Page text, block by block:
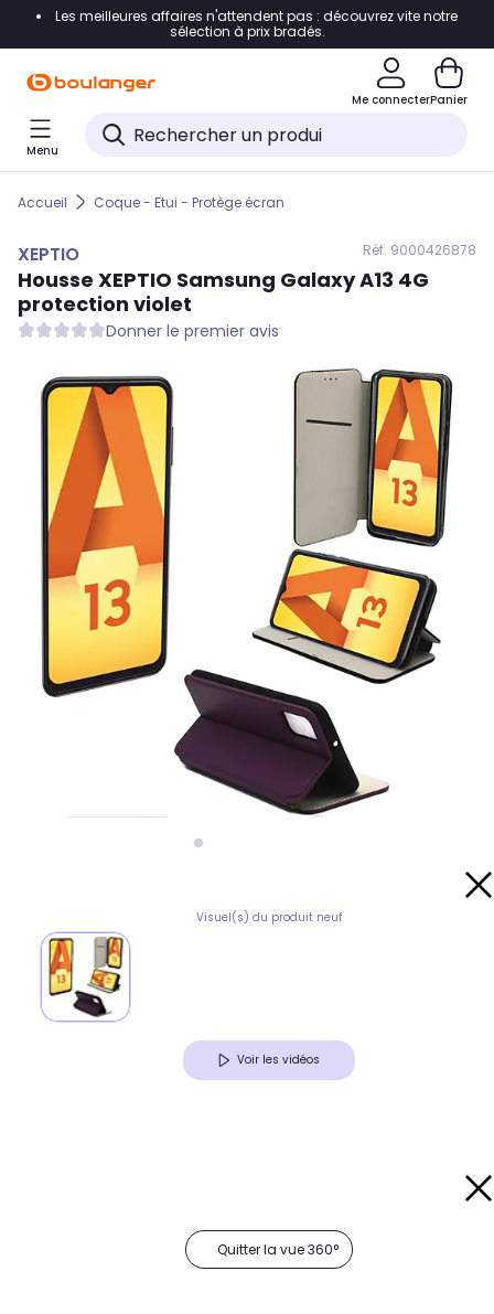
Accéder directement à la navigation
Accéder directement au pied de page
Accéder directement au chatbot
Les meilleures affaires n'attendent pas : découvrez vite notre
sélection à prix bradés.
Me connecterPanier
Menu
Accueil Coque - Etui - Protège écran
XEPTIO Réf. 9000426878
Housse XEPTIO Samsung Galaxy A13 4G
protection violet
Donner le premier avis
Visuel(s) du produit neuf
Voir les vidéos
Quitter la vue 360°